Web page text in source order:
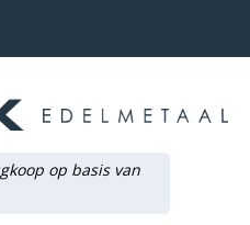
op basis van